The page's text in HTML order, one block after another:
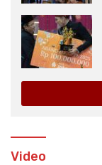
Video